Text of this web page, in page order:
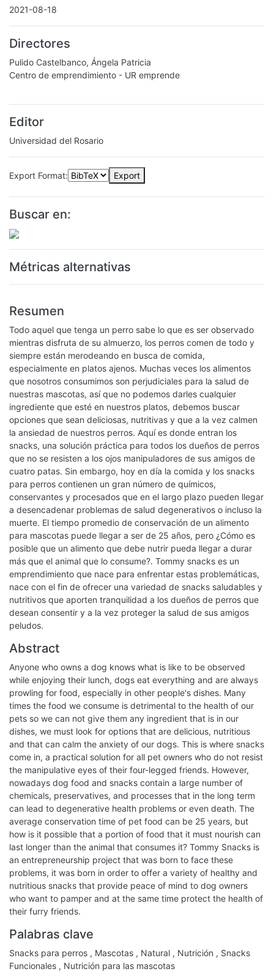
2021-08-18
Directores
Pulido Castelbanco, Ángela Patricia
Centro de emprendimiento - UR emprende
Editor
Universidad del Rosario
Export Format: Export
Buscar en:
Métricas alternativas
Resumen
Todo aquel que tenga un perro sabe lo que es ser observado
mientras disfruta de su almuerzo, los perros comen de todo y
siempre están merodeando en busca de comida,
especialmente en platos ajenos. Muchas veces los alimentos
que nosotros consumimos son perjudiciales para la salud de
nuestras mascotas, así que no podemos darles cualquier
ingrediente que esté en nuestros platos, debemos buscar
opciones que sean deliciosas, nutritivas y que a la vez calmen
la ansiedad de nuestros perros. Aquí es donde entran los
snacks, una solución práctica para todos los dueños de perros
que no se resisten a los ojos manipuladores de sus amigos de
cuatro patas. Sin embargo, hoy en día la comida y los snacks
para perros contienen un gran número de químicos,
conservantes y procesados que en el largo plazo pueden llegar
a desencadenar problemas de salud degenerativos o incluso la
muerte. El tiempo promedio de conservación de un alimento
para mascotas puede llegar a ser de 25 años, pero ¿Cómo es
posible que un alimento que debe nutrir pueda llegar a durar
más que el animal que lo consume?. Tommy snacks es un
emprendimiento que nace para enfrentar estas problemáticas,
nace con el fin de ofrecer una variedad de snacks saludables y
nutritivos que aporten tranquilidad a los dueños de perros que
desean consentir y a la vez proteger la salud de sus amigos
peludos.
Abstract
Anyone who owns a dog knows what is like to be observed
while enjoying their lunch, dogs eat everything and are always
prowling for food, especially in other people's dishes. Many
times the food we consume is detrimental to the health of our
pets so we can not give them any ingredient that is in our
dishes, we must look for options that are delicious, nutritious
and that can calm the anxiety of our dogs. This is where snacks
come in, a practical solution for all pet owners who do not resist
the manipulative eyes of their four-legged friends. However,
nowadays dog food and snacks contain a large number of
chemicals, preservatives, and processes that in the long term
can lead to degenerative health problems or even death. The
average conservation time of pet food can be 25 years, but
how is it possible that a portion of food that it must nourish can
last longer than the animal that consumes it? Tommy Snacks is
an entrepreneurship project that was born to face these
problems, it was born in order to offer a variety of healthy and
nutritious snacks that provide peace of mind to dog owners
who want to pamper and at the same time protect the health of
their furry friends.
Palabras clave
Snacks para perros , Mascotas , Natural , Nutrición , Snacks
Funcionales , Nutrición para las mascotas